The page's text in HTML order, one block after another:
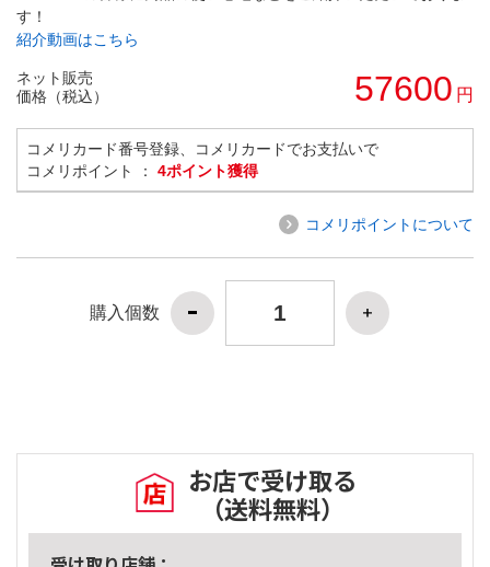
す！
紹介動画はこちら
ネット販売
価格（税込）
57600 円
コメリカード番号登録、コメリカードでお支払いで
コメリポイント ： 4ポイント獲得
コメリポイントについて
購入個数
お店で受け取る
（送料無料）